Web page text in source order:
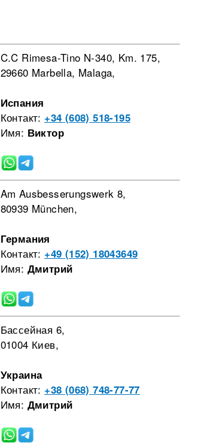
C.C Rimesa-Tino N-340, Km. 175,
29660 Marbella, Malaga,
Испания
Контакт: +34 (608) 518-195
Имя: Виктор
Am Ausbesserungswerk 8,
80939 München,
Германия
Контакт: +49 (152) 18043649
Имя: Дмитрий
Бассейная 6,
01004 Киев,
Украина
Контакт: +38 (068) 748-77-77
Имя: Дмитрий